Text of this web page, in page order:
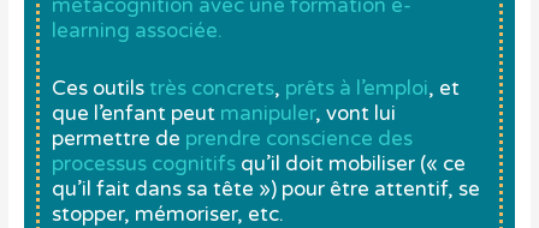
métacognition avec une formation e-
learning associée.
Ces outilstrès concrets, prêts à l’emploi, et
que l’enfant peutmanipuler, vont lui
permettre de prendre conscience des
processus cognitifs qu’il doit mobiliser (« ce
qu’il fait dans sa tête ») pour être attentif, se
stopper, mémoriser, etc.